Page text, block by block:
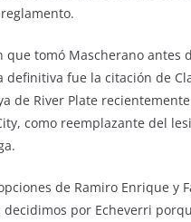
que tomó Mascherano antes
definitiva fue la citación de
de River Plate
como reemplazante del
de Ramiro Enrique y
decidimos por Echeverri